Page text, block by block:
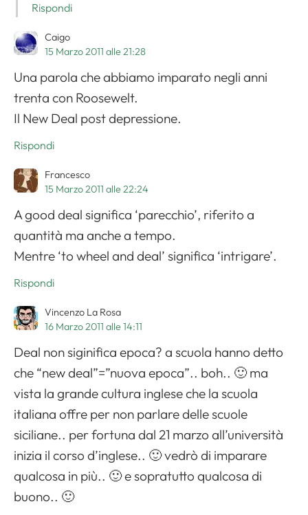
Rispondi
Caigo
15 Marzo 2011 alle 21:28
Una parola che abbiamo imparato negli anni
trenta con Roosewelt.
Il New Deal post depressione.
Rispondi
Francesco
15 Marzo 2011 alle 22:24
A good deal significa ‘parecchio’, riferito a
quantità ma anche a tempo.
Mentre ‘to wheel and deal’ significa ‘intrigare’.
Rispondi
Vincenzo La Rosa
16 Marzo 2011 alle 14:11
Deal non siginifica epoca? a scuola hanno detto
che “new deal”=”nuova epoca”.. boh.. 🙂 ma
vista la grande cultura inglese che la scuola
italiana offre per non parlare delle scuole
siciliane.. per fortuna dal 21 marzo all’università
inizia il corso d’inglese.. 🙂 vedrò di imparare
qualcosa in più.. 🙂 e sopratutto qualcosa di
buono.. 🙂